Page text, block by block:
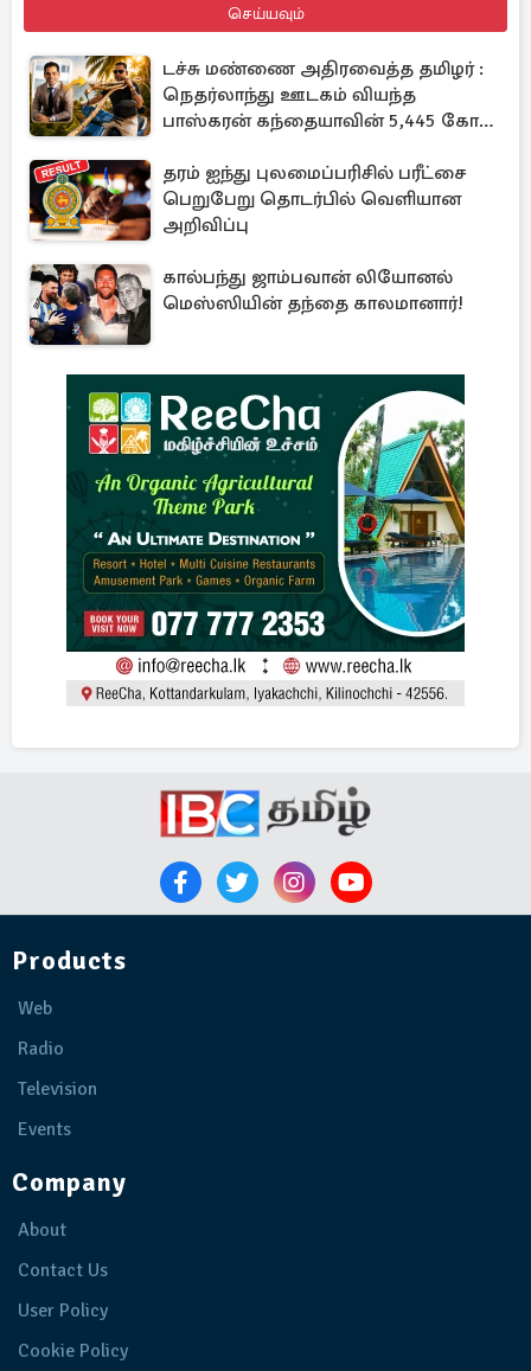
செய்யவும்
டச்சு மண்ணை அதிரவைத்த தமிழர் :
நெதர்லாந்து ஊடகம் வியந்த
பாஸ்கரன் கந்தையாவின் 5,445 கோடி
தரம் ஐந்து புலமைப்பரிசில் பரீட்சை
பெறுபேறு தொடர்பில் வெளியான
அறிவிப்பு
கால்பந்து ஜாம்பவான் லியோனல்
மெஸ்ஸியின் தந்தை காலமானார்!
Products
Web
Radio
Television
Events
Company
About
Contact Us
User Policy
Cookie Policy